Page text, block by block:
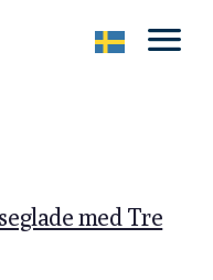
menu
med Tre